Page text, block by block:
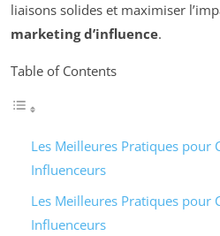
liaisons solides et maximiser
marketing d’influence.
Table of Contents
Les Meilleures Pratiques pour
Influenceurs
Les Meilleures Pratiques pour
Influenceurs